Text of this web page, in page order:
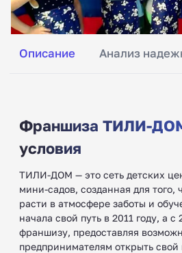
Описание Анализ
Франшиза ТИЛИ-
условия
ТИЛИ-ДОМ — это сеть детских
мини-садов, созданная для того,
расти в атмосфере заботы и
начала свой путь в 2011 году, а с
франшизу, предоставляя
предпринимателям открыть